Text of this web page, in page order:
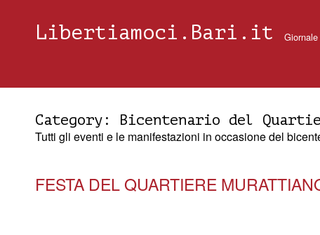
Libertiamoci.Bari.it
Category: Bicentenario del
Tutti gli eventi e le manifestazioni in occasione del
FESTA DEL QUARTIERE